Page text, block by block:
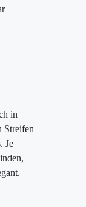
in
Streifen
Je